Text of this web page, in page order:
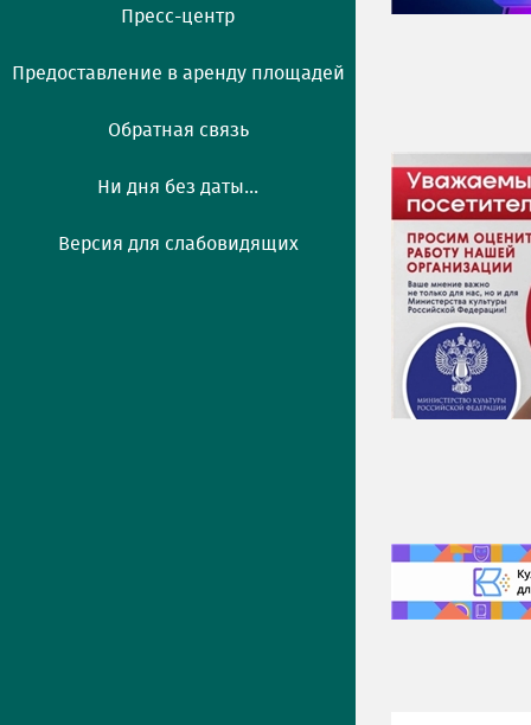
Пресс-центр
Предоставление в аренду площадей
Обратная связь
Ни дня без даты...
Версия для слабовидящих